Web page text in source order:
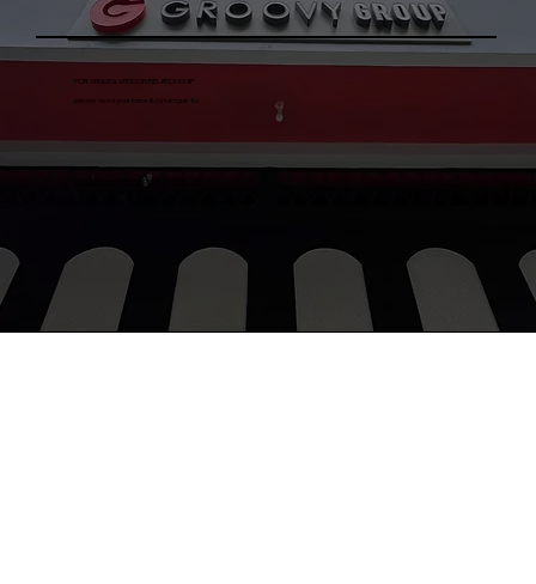
FOR VENUE & VENDOR RELATIONSHIP
please send your price & catalogue to:
procurementgroovygroup@gmail.com